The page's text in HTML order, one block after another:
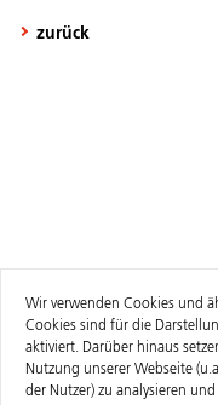
zurück
Wir verwenden Cookies und
Cookies sind für die
aktiviert. Darüber hinaus
Nutzung unserer Webseite
der Nutzer) zu analysieren